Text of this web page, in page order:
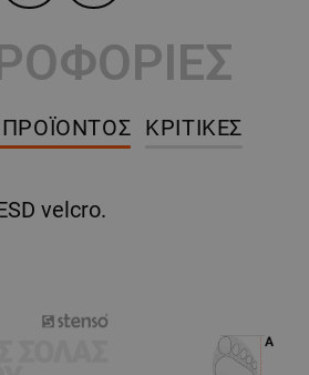
ΚΡΙΤΙΚΈΣ
velcro.